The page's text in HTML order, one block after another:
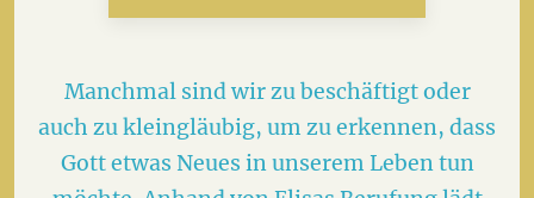
Manchmal sind wir zu beschäftigt oder
auch zu kleingläubig, um zu erkennen, dass
Gott etwas Neues in unserem Leben tun